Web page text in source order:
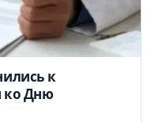
к
ко Дню